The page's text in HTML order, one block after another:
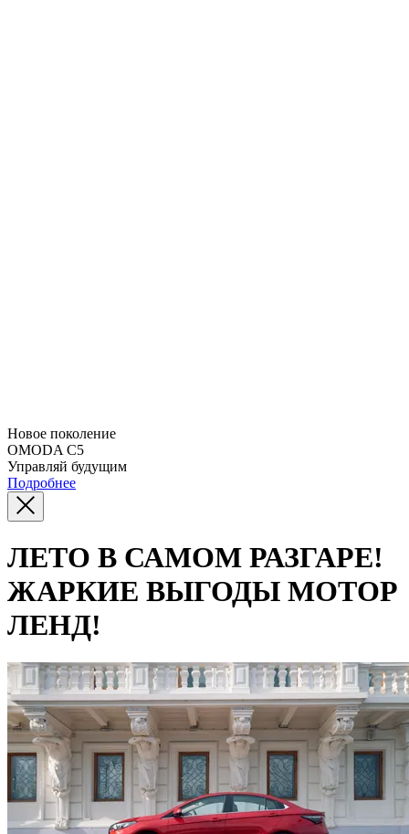
Новое поколение
OMODA C5
Управляй будущим
Подробнее
ЛЕТО В САМОМ РАЗГАРЕ!
ЖАРКИЕ ВЫГОДЫ МОТОР
ЛЕНД!